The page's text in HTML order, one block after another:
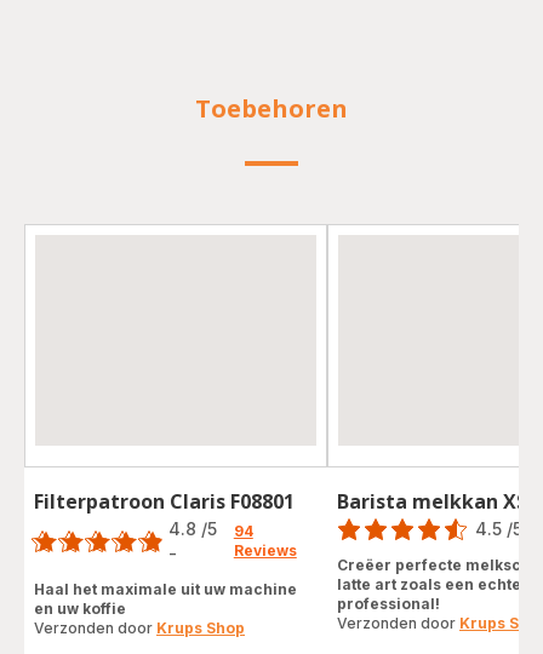
Toebehoren
Filterpatroon Claris F08801
Score
4.8 /5
-
94
Reviews
Haal het maximale uit uw machine
en uw koffie
Verzonden door Krups Shop
Barista melkkan
Score
4.5 /5
Creëer perfecte
latte art zoals een echte
professional!
Verzonden door Krups